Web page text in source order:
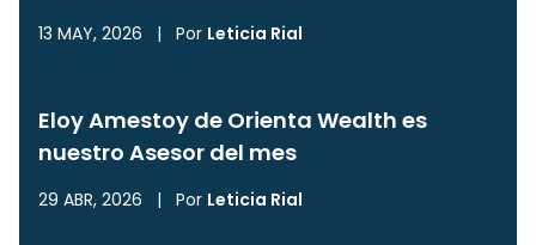
13 MAY, 2026 | Por Leticia Rial
Eloy Amestoy de Orienta Wealth es
nuestro Asesor del mes
29 ABR, 2026 | Por Leticia Rial